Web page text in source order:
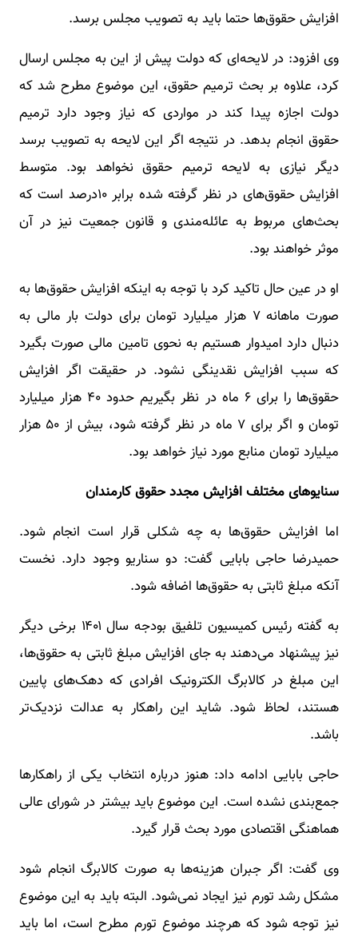
افزایش حقوق‌ها حتما باید به تصویب مجلس برسد.
وی افزود: در لایحه‌ای که دولت پیش از این به مجلس ارسال
کرد، علاوه بر بحث ترمیم حقوق، این موضوع مطرح شد که
دولت اجازه پیدا کند در مواردی که نیاز وجود دارد ترمیم
حقوق انجام بدهد. در نتیجه اگر این لایحه به تصویب برسد
دیگر نیازی به لایحه ترمیم حقوق نخواهد بود. متوسط
افزایش حقوق‌های در نظر گرفته شده برابر ۱۰درصد است که
بحث‌های مربوط به عائله‌مندی و قانون جمعیت نیز در آن
موثر خواهند بود.
او در عین حال تاکید کرد با توجه به اینکه افزایش حقوق‌ها به
صورت ماهانه ۷ هزار میلیارد تومان برای دولت بار مالی به
دنبال دارد امیدوار هستیم به نحوی تامین مالی صورت بگیرد
که سبب افزایش نقدینگی نشود. در حقیقت اگر افزایش
حقوق‌ها را برای ۶ ماه در نظر بگیریم حدود ۴۰ هزار میلیارد
تومان و اگر برای ۷ ماه در نظر گرفته شود، بیش از ۵۰ هزار
میلیارد تومان منابع مورد نیاز خواهد بود.
سنایوهای مختلف افزایش مجدد حقوق کارمندان
اما افزایش حقوق‌ها به چه شکلی قرار است انجام شود.
حمیدرضا حاجی بابایی گفت: دو سناریو وجود دارد. نخست
آنکه مبلغ ثابتی به حقوق‌ها اضافه شود.
به گفته رئیس کمیسیون تلفیق بودجه سال ۱۴۰۱ برخی دیگر
نیز پیشنهاد می‌دهند به جای افزایش مبلغ ثابتی به حقوق‌ها،
این مبلغ در کالابرگ الکترونیک افرادی که دهک‌های پایین
هستند، لحاظ شود. شاید این راهکار به عدالت نزدیک‌تر
باشد.
حاجی بابایی ادامه داد: هنوز درباره انتخاب یکی از راهکارها
جمع‌بندی نشده است. این موضوع باید بیشتر در شورای عالی
هماهنگی اقتصادی مورد بحث قرار گیرد.
وی گفت: اگر جبران هزینه‌ها به صورت کالابرگ انجام شود
مشکل رشد تورم نیز ایجاد نمی‌شود. البته باید به این موضوع
نیز توجه شود که هرچند موضوع تورم مطرح است، اما باید